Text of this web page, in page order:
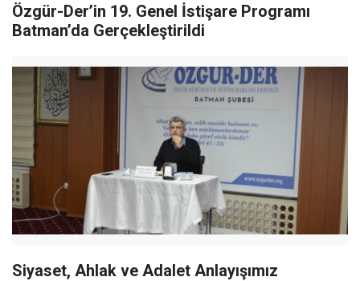
Özgür-Der’in 19. Genel İstişare Programı
Batman’da Gerçekleştirildi
Siyaset, Ahlak ve Adalet Anlayışımız